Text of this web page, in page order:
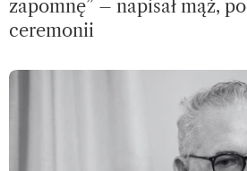
zapomnę” – napisał mąż,
ceremonii